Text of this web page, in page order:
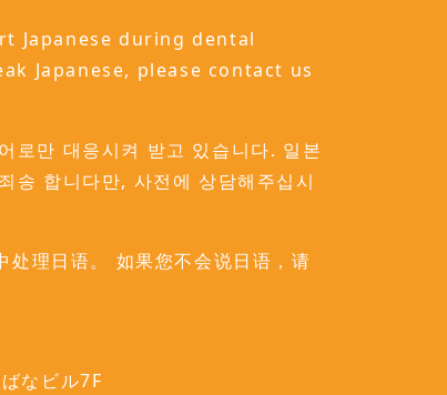
Japanese during dental
Japanese, please contact us
로만 대응시켜 받고 있습니다. 일본
송 합니다만, 사전에 상담해주십시
处理日语。 如果您不会说日语，请
なビル7F